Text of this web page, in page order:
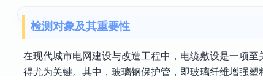
检测对象及其重要性
在现代城市电网建设与改造工程中，电缆敷设是一项
得尤为关键。其中，玻璃钢保护管，即玻璃纤维增强